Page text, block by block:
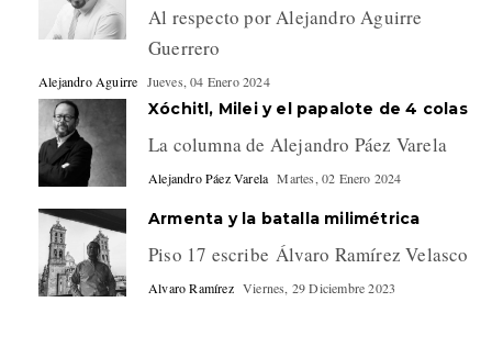
Al respecto por Alejandro Aguirre
Guerrero
Alejandro Aguirre Jueves, 04 Enero 2024
Xóchitl, Milei y el papalote de 4 colas
La columna de Alejandro Páez Varela
Alejandro Páez Varela Martes, 02 Enero 2024
Armenta y la batalla milimétrica
Piso 17 escribe Álvaro Ramírez Velasco
Alvaro Ramírez Viernes, 29 Diciembre 2023